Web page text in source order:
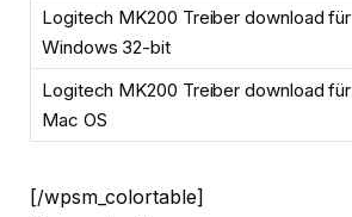
Logitech MK200 Treiber download für
Windows 32-bit
Logitech MK200 Treiber download für
Mac OS
[/wpsm_colortable]